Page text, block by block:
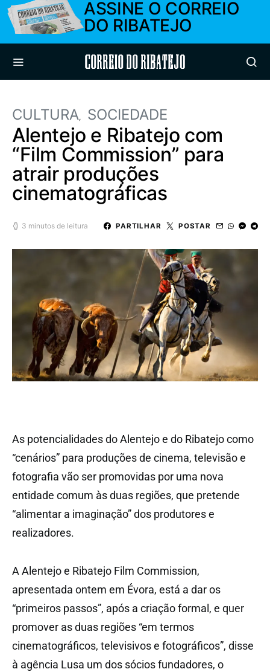
ASSINE O CORREIO
DO RIBATEJO
Correio do Ribatejo
CULTURA SOCIEDADE
Alentejo e Ribatejo com
“Film Commission” para
atrair produções
cinematográficas
3 minutos de leitura PARTILHAR POSTAR
As potencialidades do Alentejo e do Ribatejo como
“cenários” para produções de cinema, televisão e
fotografia vão ser promovidas por uma nova
entidade comum às duas regiões, que pretende
“alimentar a imaginação” dos produtores e
realizadores.
A Alentejo e Ribatejo Film Commission,
apresentada ontem em Évora, está a dar os
“primeiros passos”, após a criação formal, e quer
promover as duas regiões “em termos
cinematográficos, televisivos e fotográficos”, disse
à agência Lusa um dos sócios fundadores, o